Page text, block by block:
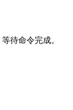
待命令完成。